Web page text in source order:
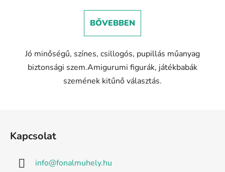
BŐVEBBEN
Jó minőségű, színes, csillogós, pupillás műanyag
biztonsági szem.Amigurumi figurák, játékbabák
szemének kitűnő választás.
Kapcsolat
info@fonalmuhely.hu